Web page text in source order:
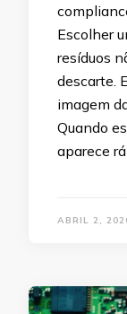
Escolher
resíduos
descarte.
imagem
Quando
aparece
ABRIL 2,